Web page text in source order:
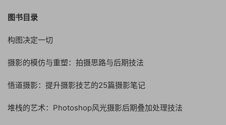
图书目录
构图决定一切
摄影的模仿与重塑：拍摄思路与后期技法
悟道摄影：提升摄影技艺的25篇摄影笔记
堆栈的艺术：Photoshop风光摄影后期叠加处理技法